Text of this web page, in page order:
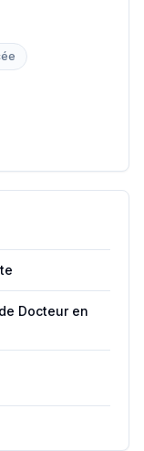
Docteur en